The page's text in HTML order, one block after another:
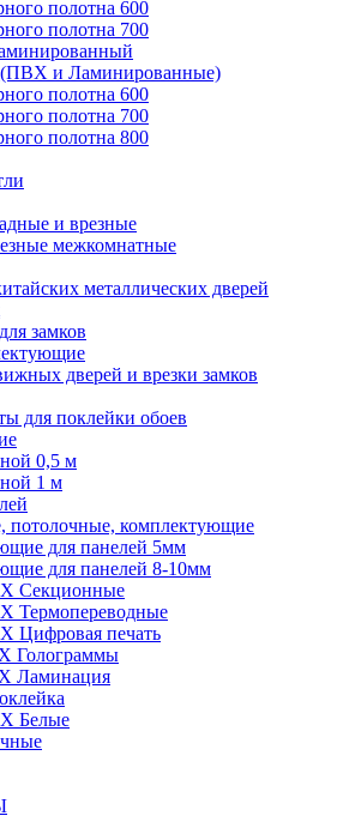
полотна 600
полотна 700
(ПВХ и Ламинированные)
полотна 600
полотна 700
полотна 800
и врезные
межкомнатные
металлических дверей
замков
дверей и врезки замков
для поклейки обоев
0,5 м
1 м
потолочные, комплектующие
для панелей 5мм
для панелей 8-10мм
Секционные
Термопереводные
Цифровая печать
Голограммы
Ламинация
Белые